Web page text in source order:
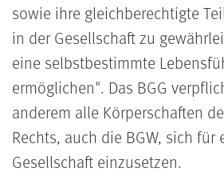
sowie ihre gleichberechtigte
in der Gesellschaft zu
eine selbstbestimmte
ermöglichen". Das BGG
anderem alle Körperschaften
Rechts, auch die BGW, sich
Gesellschaft einzusetzen.